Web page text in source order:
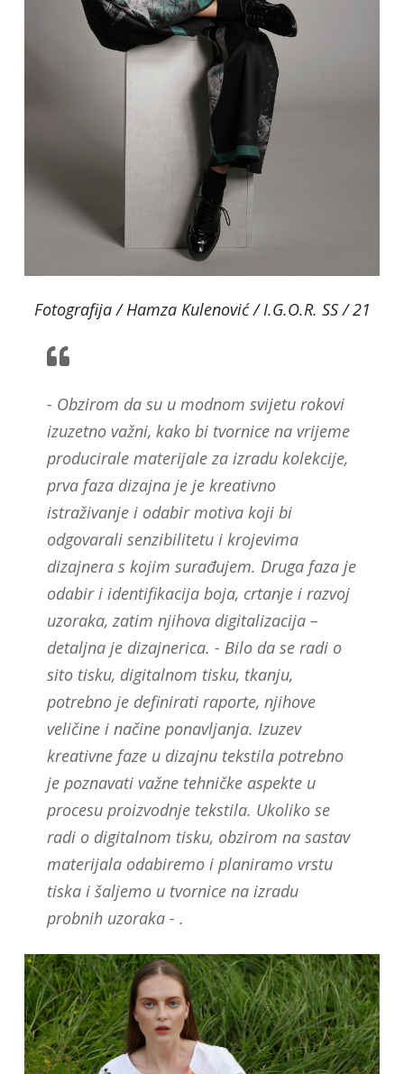
Fotografija / Hamza Kulenović / I.G.O.R. SS / 21
- Obzirom da su u modnom svijetu rokovi
izuzetno važni, kako bi tvornice na vrijeme
producirale materijale za izradu kolekcije,
prva faza dizajna je je kreativno
istraživanje i odabir motiva koji bi
odgovarali senzibilitetu i krojevima
dizajnera s kojim surađujem. Druga faza je
odabir i identifikacija boja, crtanje i razvoj
uzoraka, zatim njihova digitalizacija –
detaljna je dizajnerica. - Bilo da se radi o
sito tisku, digitalnom tisku, tkanju,
potrebno je definirati raporte, njihove
veličine i načine ponavljanja. Izuzev
kreativne faze u dizajnu tekstila potrebno
je poznavati važne tehničke aspekte u
procesu proizvodnje tekstila. Ukoliko se
radi o digitalnom tisku, obzirom na sastav
materijala odabiremo i planiramo vrstu
tiska i šaljemo u tvornice na izradu
probnih uzoraka - .